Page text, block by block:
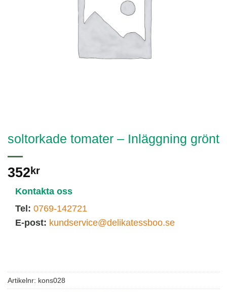
soltorkade tomater – Inläggning grönt
352 kr
Kontakta oss
Tel: 0769-142721
E-post: kundservice@delikatessboo.se
Artikelnr: kons028